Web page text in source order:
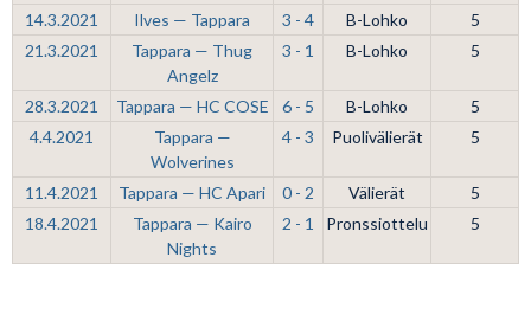
14.3.2021 Ilves — Tappara 3 - 4 B-Lohko
5
21.3.2021
Tappara — Thug
Angelz
3 - 1 B-Lohko 5
28.3.2021 Tappara — HC COSE 6 - 5 B-Lohko
5
4.4.2021
Tappara —
Wolverines
4 - 3 Puolivälierät 5
11.4.2021 Tappara — HC Apari 0 - 2 Välierät
5
18.4.2021
Tappara — Kairo
Nights
2 - 1 Pronssiottelu 5